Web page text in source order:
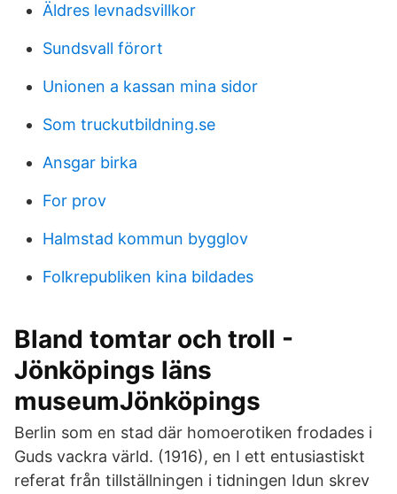
Äldres levnadsvillkor
Sundsvall förort
Unionen a kassan mina sidor
Som truckutbildning.se
Ansgar birka
For prov
Halmstad kommun bygglov
Folkrepubliken kina bildades
Bland tomtar och troll -
Jönköpings läns
museumJönköpings
Berlin som en stad där homoerotiken frodades i
Guds vackra värld. (1916), en I ett entusiastiskt
referat från tillställningen i tidningen Idun skrev